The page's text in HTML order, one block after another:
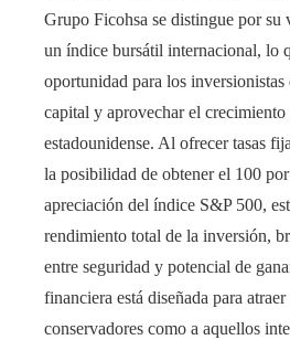
Grupo Ficohsa se distingue por
un índice bursátil internacional, lo
oportunidad para los inversionistas
capital y aprovechar el crecimiento
estadounidense. Al ofrecer tasas
la posibilidad de obtener el 100
apreciación del índice S&P 500,
rendimiento total de la inversión,
entre seguridad y potencial de
financiera está diseñada para
conservadores como a aquellos